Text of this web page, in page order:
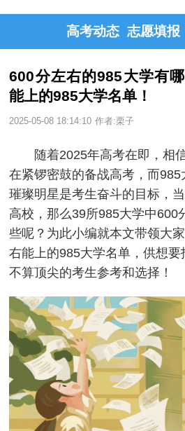
高考动态 志愿填报
600分左右的985大学有
能上的985大学名单！
2025-05-08 18:14:10 作者:栗子
随着2025年高考在即，相
在紧锣密鼓的备战高考，而
璀璨明星是考生奋斗的目标，
高校，那么39所985大学中600
些呢？为此小编就本文带领大
右能上的985大学名单，供想
不算顶尖的考生参考和选择！